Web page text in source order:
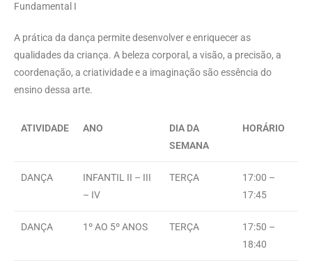
Fundamental I
A prática da dança permite desenvolver e enriquecer as
qualidades da criança. A beleza corporal, a visão, a precisão, a
coordenação, a criatividade e a imaginação são essência do
ensino dessa arte.
ATIVIDADE ANO
DIA DA
SEMANA
HORÁRIO
DANÇA
INFANTIL II – III
– IV
TERÇA
17:00 –
17:45
DANÇA 1º AO 5º ANOS TERÇA
17:50 –
18:40